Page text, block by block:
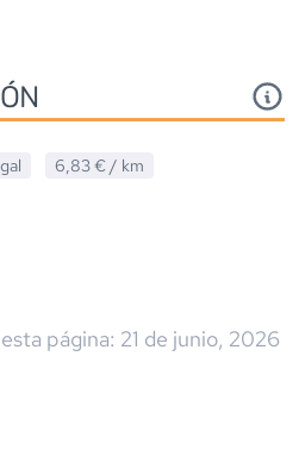
6,83 € / km
página: 21 de junio, 2026